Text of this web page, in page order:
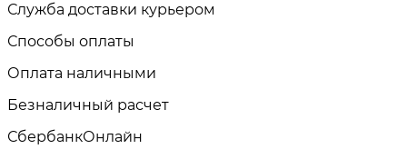
Служба доставки курьером
Способы оплаты
Оплата наличными
Безналичный расчет
СбербанкОнлайн